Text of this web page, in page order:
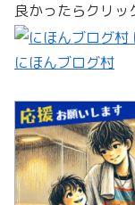
良かったらクリッ
にほんブログ村